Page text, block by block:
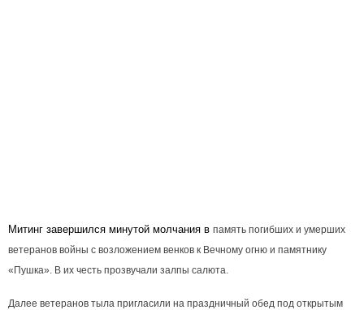
Митинг завершился минутой молчания в память погибших и умерших
ветеранов войны с возложением венков к Вечному огню и памятнику
«Пушка». В их честь прозвучали залпы салюта.
Далее ветеранов тыла пригласили на праздничный обед под открытым